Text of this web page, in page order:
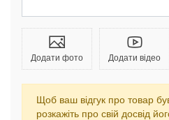
Додати фото Додати відео
Щоб ваш відгук про товар
розкажіть про свій досвід